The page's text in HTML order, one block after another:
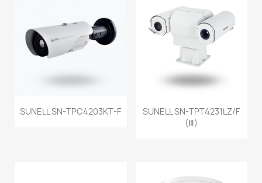
SUNELL SN-TPC4203KT-F
SUNELL SN-TPT4231LZ/F
(Ⅲ)